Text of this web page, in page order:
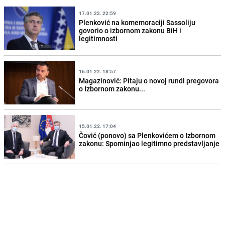
17.01.22. 22:59
Plenković na komemoraciji Sassoliju
govorio o izbornom zakonu BiH i
legitimnosti
16.01.22. 18:57
Magazinović: Pitaju o novoj rundi pregovora
o Izbornom zakonu...
15.01.22. 17:04
Čović (ponovo) sa Plenkovićem o Izbornom
zakonu: Spominjao legitimno predstavljanje